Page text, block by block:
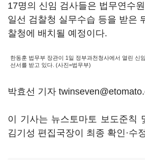
17명의 신임 검사들은 법무연수
일선 검찰청 실무수습 등을 받은
찰청에 배치될 예정이다.
한동훈 법무부 장관이 1일 정부과천청사에서 열린 신
선서를 받고 있다. (사진=법무부)
박효선 기자
이 기사는 뉴스토마토 보도준칙
김기성 편집국장이 최종 확인·수